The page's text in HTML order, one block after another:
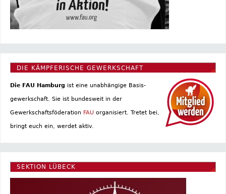
DIE KÄMPFERISCHE GEWERKSCHAFT
Die FAU Hamburg ist eine un­abhängige Basis­
gewerkschaft. Sie ist bundesweit in der
Gewerkschaftsföderation FAU organisiert. Tretet bei,
bringt euch ein, werdet aktiv.
SEKTION LÜBECK